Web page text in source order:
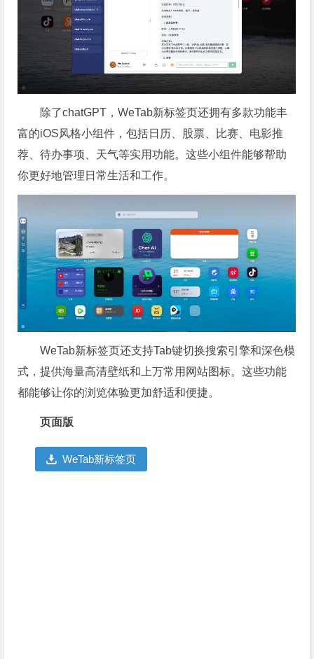
除了chatGPT，WeTab新标签页还拥有多款功能丰
富的iOS风格小组件，包括日历、股票、比赛、电影推
荐、待办事项、天气等实用功能。这些小组件能够帮助
你更好地管理日常生活和工作。
WeTab新标签页还支持Tab键切换搜索引擎和深色模
式，提供海量高清壁纸和上万常用网站图标。这些功能
都能够让你的浏览体验更加舒适和便捷。
页面版
WeTab新标签页